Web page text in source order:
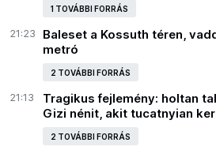
1 TOVÁBBI FORRÁS
21:23
Baleset a Kossuth téren,
metró
2 TOVÁBBI FORRÁS
21:13
Tragikus fejlemény: holtan
Gizi nénit, akit tucatnyian
2 TOVÁBBI FORRÁS